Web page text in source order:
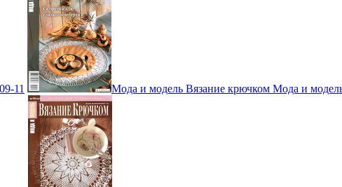
11 Мода и модель Вязание крючком Мода и